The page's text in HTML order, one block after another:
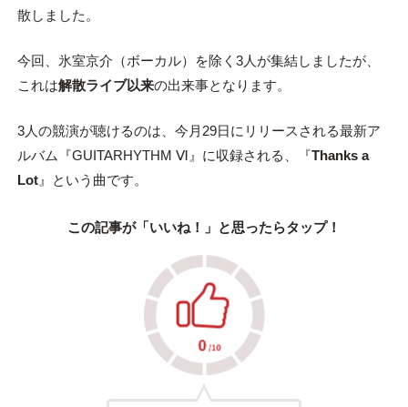
散しました。
今回、氷室京介（ボーカル）を除く3人が集結しましたが、
これは解散ライブ以来の出来事となります。
3人の競演が聴けるのは、今月29日にリリースされる最新ア
ルバム『GUITARHYTHM Ⅵ』に収録される、『Thanks a
Lot』という曲です。
この記事が「いいね！」と思ったらタップ！